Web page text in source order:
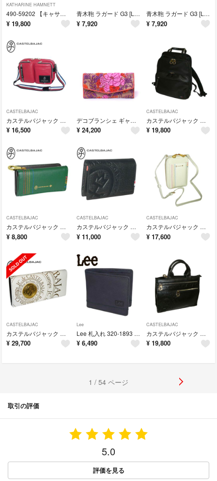
KATHARINE HAMNETT
490-59202 【キャサリン ハムネット】 財布 ダークブラウン 『新品』
¥ 19,800
青木鞄 ラガード G3 [Lugard] 名刺入れ 5203 ブラウン
¥ 7,920
青木鞄 ラガード G3 [Lugard] 名刺入れ 5203 ブラウン
¥ 7,920
CASTELBAJAC
カステルバジャック ローレン ミニショルダー 037101 アカ
¥ 16,500
デコブランシェ ギャルソンタイプの長財布 D-03-11 ピンク
¥ 24,200
CASTELBAJAC
カステルバジャック コロ4 リュックサック 055761 クロ
¥ 19,800
CASTELBAJAC
カステルバジャック シェスト キーケース小銭入れ付き 027602 グリーン
¥ 8,800
CASTELBAJAC
カステルバジャック ピッコロ 名刺入れ 022613 ブラック
¥ 11,000
CASTELBAJAC
カステルバジャック シェスト スマホショルダー 027102 ホワイト
¥ 17,600
CASTELBAJAC
カステルバジャック プルトン 長財布 077622 ホワイト
¥ 29,700
Lee
Lee 札入れ 320-1893 クロ
¥ 6,490
CASTELBAJAC
カステルバジャック ダナン ドライビングトートバッグ 045511 ブラック
¥ 19,800
1 / 54 ページ
取引の評価
5.0
評価を見る